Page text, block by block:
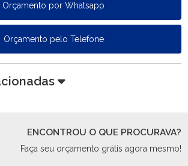
Orçamento por Whatsapp
Orçamento pelo Telefone
ENCONTROU O QUE PROCURAVA?
Faça seu orçamento grátis agora mesmo!